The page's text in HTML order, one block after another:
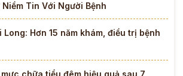
Tin Với Người Bệnh
Long: Hơn 15 năm khám, điều trị bệnh